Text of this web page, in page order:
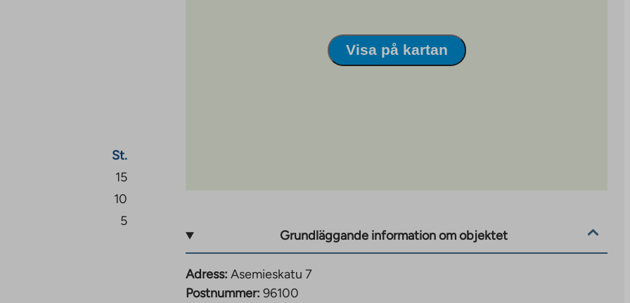
St.
15
10
5
Visa på kartan
Grundläggande information om objektet
Adress: Asemieskatu 7
Postnummer: 96100